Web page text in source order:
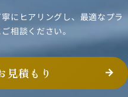
にヒアリングし、 最適なプラ
相談ください。
見積もり